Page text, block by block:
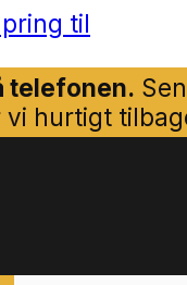
til
telefonen.
vi hurtigt